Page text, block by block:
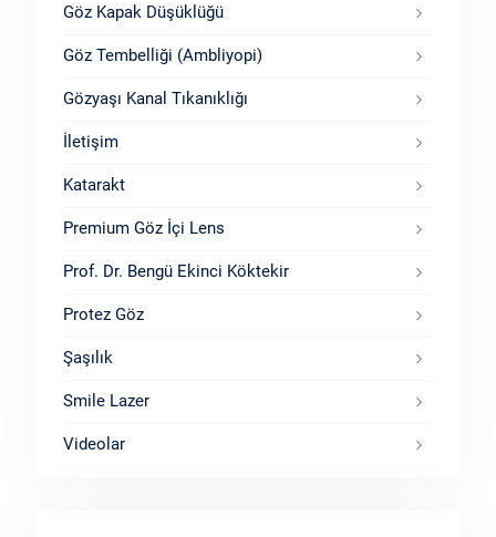
Göz Kapak Düşüklüğü
Göz Tembelliği (Ambliyopi)
Gözyaşı Kanal Tıkanıklığı
İletişim
Katarakt
Premium Göz İçi Lens
Prof. Dr. Bengü Ekinci Köktekir
Protez Göz
Şaşılık
Smile Lazer
Videolar